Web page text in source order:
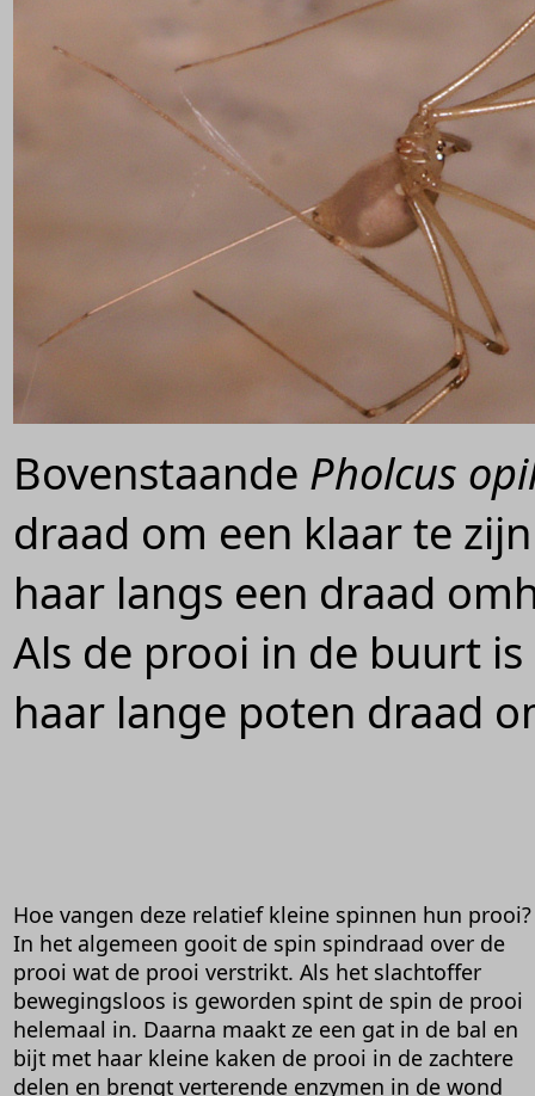
Bovenstaande Pholcus
draad om een klaar te
haar langs een draad
Als de prooi in de buurt
haar lange poten draad
Hoe vangen deze relatief kleine spinnen hun prooi?
In het algemeen gooit de spin spindraad over de
prooi wat de prooi verstrikt. Als het slachtoffer
bewegingsloos is geworden spint de spin de prooi
helemaal in. Daarna maakt ze een gat in de bal en
bijt met haar kleine kaken de prooi in de zachtere
delen en brengt verterende enzymen in de wond